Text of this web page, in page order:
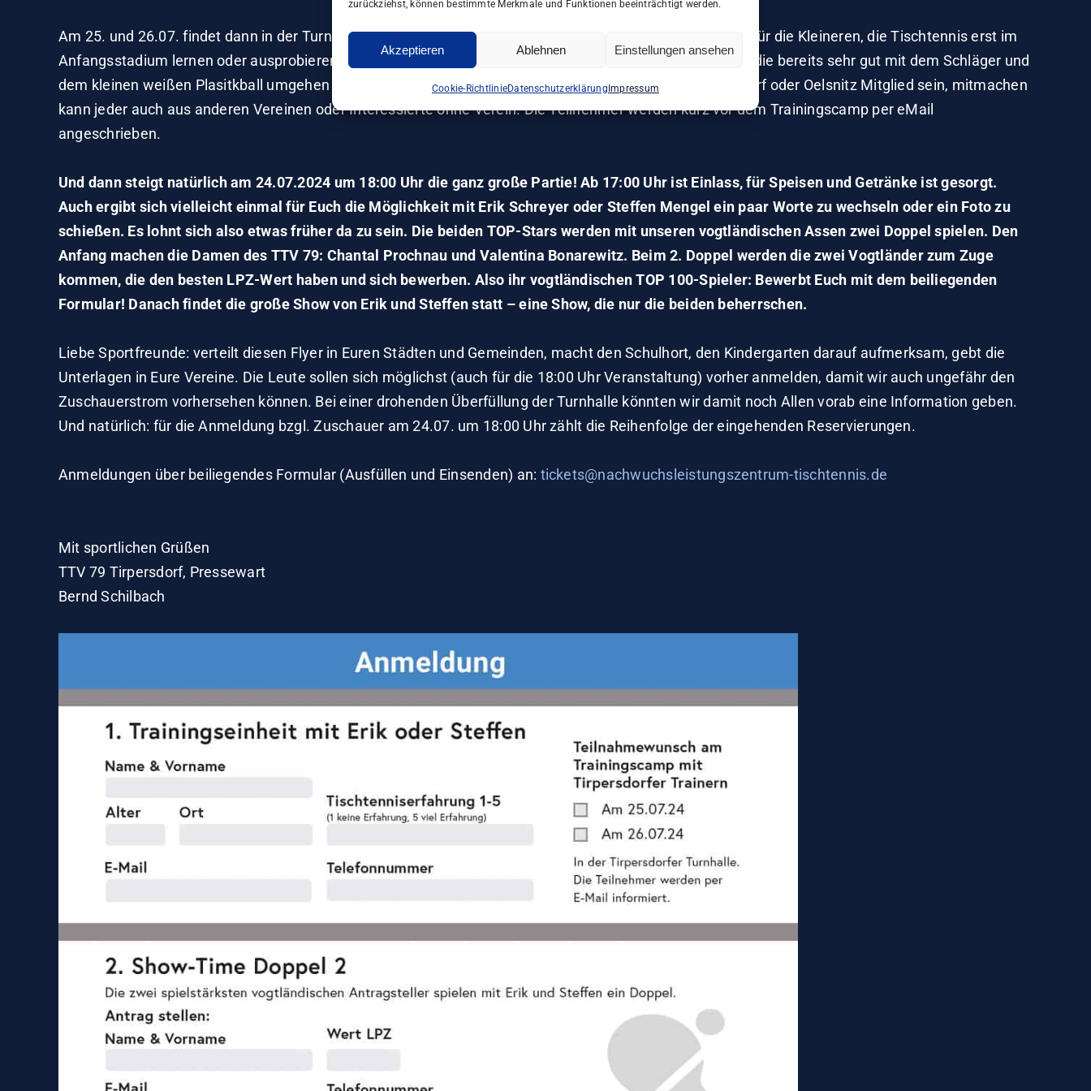
zurückziehst, können bestimmte Merkmale und Funktionen beeinträchtigt werden.
Akzeptieren Ablehnen Einstellungen ansehen
Cookie-RichtlinieDatenschutzerklärung Impressum
Am 25. und 26.07. findet dann in der Turnhalle Tirpersdorf ein Trainingscamp statt. Am Vormittag wieder für die Kleineren, die Tischtennis erst im
Anfangsstadium lernen oder ausprobieren möchten und am Nachmittag für die Jugendlichen und Kinder, die bereits sehr gut mit dem Schläger und
dem kleinen weißen Plasitkball umgehen können. Dazu muss man nicht im Tischtennisverein in Tirpersdorf oder Oelsnitz Mitglied sein, mitmachen
kann jeder auch aus anderen Vereinen oder Interessierte ohne Verein. Die Teilnehmer werden kurz vor dem Trainingscamp per eMail
angeschrieben.
Und dann steigt natürlich am 24.07.2024 um 18:00 Uhr die ganz große Partie! Ab 17:00 Uhr ist Einlass, für Speisen und Getränke ist gesorgt.
Auch ergibt sich vielleicht einmal für Euch die Möglichkeit mit Erik Schreyer oder Steffen Mengel ein paar Worte zu wechseln oder ein Foto zu
schießen. Es lohnt sich also etwas früher da zu sein. Die beiden TOP-Stars werden mit unseren vogtländischen Assen zwei Doppel spielen. Den
Anfang machen die Damen des TTV 79: Chantal Prochnau und Valentina Bonarewitz. Beim 2. Doppel werden die zwei Vogtländer zum Zuge
kommen, die den besten LPZ-Wert haben und sich bewerben. Also ihr vogtländischen TOP 100-Spieler: Bewerbt Euch mit dem beiliegenden
Formular! Danach findet die große Show von Erik und Steffen statt – eine Show, die nur die beiden beherrschen.
Liebe Sportfreunde: verteilt diesen Flyer in Euren Städten und Gemeinden, macht den Schulhort, den Kindergarten darauf aufmerksam, gebt die
Unterlagen in Eure Vereine. Die Leute sollen sich möglichst (auch für die 18:00 Uhr Veranstaltung) vorher anmelden, damit wir auch ungefähr den
Zuschauerstrom vorhersehen können. Bei einer drohenden Überfüllung der Turnhalle könnten wir damit noch Allen vorab eine Information geben.
Und natürlich: für die Anmeldung bzgl. Zuschauer am 24.07. um 18:00 Uhr zählt die Reihenfolge der eingehenden Reservierungen.
Anmeldungen über beiliegendes Formular (Ausfüllen und Einsenden) an: tickets@nachwuchsleistungszentrum-tischtennis.de
Mit sportlichen Grüßen
TTV 79 Tirpersdorf, Pressewart
Bernd Schilbach